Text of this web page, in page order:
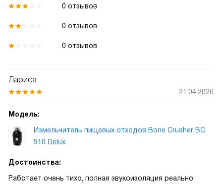
0 отзывов
0 отзывов
0 отзывов
Лариса
21.04.2026
Модель:
Измельчитель пищевых отходов Bone Crusher BC
910 Delux
Достоинства:
Работает очень тихо, полная звукоизоляция реально